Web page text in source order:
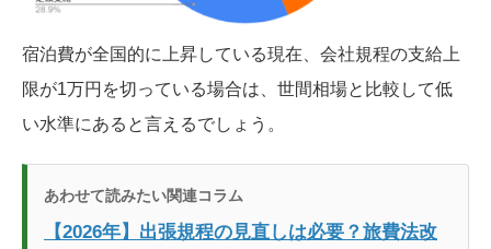
宿泊費が全国的に上昇している現在、会社規程の支給上
限が1万円を切っている場合は、世間相場と比較して低
い水準にあると言えるでしょう。
あわせて読みたい関連コラム
【2026年】出張規程の見直しは必要？旅費法改